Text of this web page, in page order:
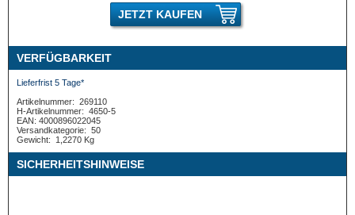
JETZT KAUFEN
VERFÜGBARKEIT
Lieferfrist 5 Tage*
Artikelnummer: 269110
H-Artikelnummer: 4650-5
EAN: 4000896022045
Versandkategorie: 50
Gewicht:
1,2270 Kg
SICHERHEITSHINWEISE